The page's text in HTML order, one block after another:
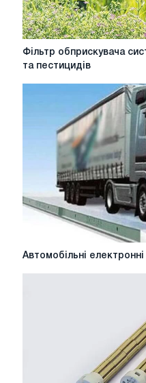
Фільтр
обприскувача
пестицидів
Фільтр обприскувача
та пестицидів
Автомобільні
Автомобільні